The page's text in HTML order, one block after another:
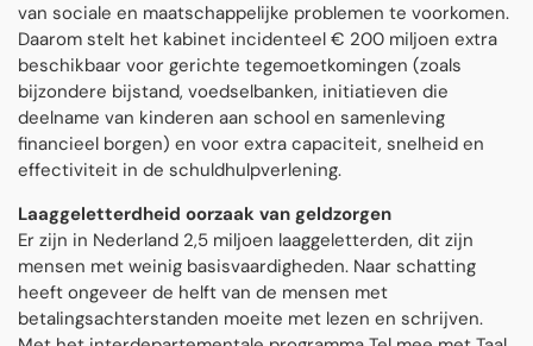
van sociale en maatschappelijke problemen te voorkomen.
Daarom stelt het kabinet incidenteel € 200 miljoen extra
beschikbaar voor gerichte tegemoetkomingen (zoals
bijzondere bijstand, voedselbanken, initiatieven die
deelname van kinderen aan school en samenleving
financieel borgen) en voor extra capaciteit, snelheid en
effectiviteit in de schuldhulpverlening.
Laaggeletterdheid oorzaak van geldzorgen
Er zijn in Nederland 2,5 miljoen laaggeletterden, dit zijn
mensen met weinig basisvaardigheden. Naar schatting
heeft ongeveer de helft van de mensen met
betalingsachterstanden moeite met lezen en schrijven.